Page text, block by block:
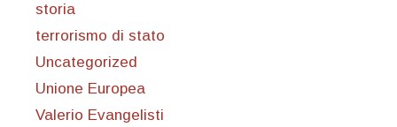
storia
terrorismo di stato
Uncategorized
Unione Europea
Valerio Evangelisti